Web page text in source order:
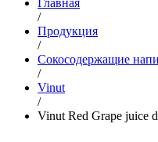
Главная
/
Продукция
/
Сокосодержащие
/
Vinut
/
Vinut Red Grape juice